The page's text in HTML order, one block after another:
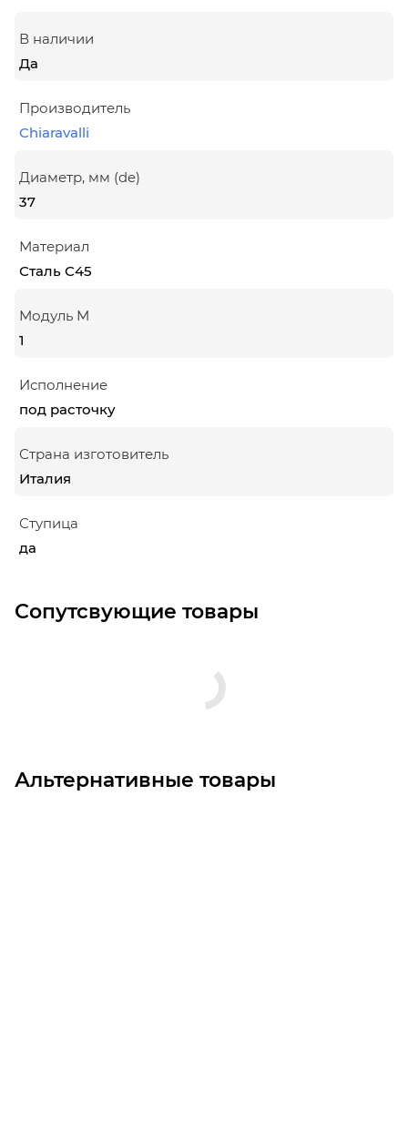
В наличии
Да
Производитель
Chiaravalli
Диаметр, мм (de)
37
Материал
Сталь С45
Модуль М
1
Исполнение
под расточку
Страна изготовитель
Италия
Ступица
да
Сопутсвующие товары
Альтернативные товары